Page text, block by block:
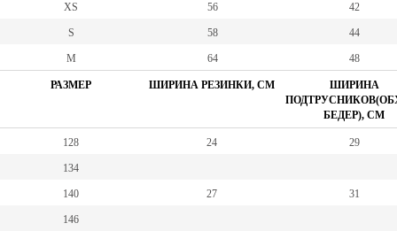
XS 56 42
S 58 44
M 64 48
РАЗМЕР ШИРИНА РЕЗИНКИ, СМ
ШИРИНА
БЕДЕР), СМ
128 24 29
134
140 27 31
146